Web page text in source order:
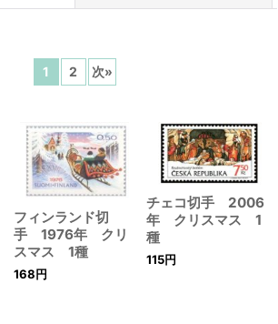
絞り込む
1 2 次»
フィンランド切
手 1976年 クリ
スマス 1種
168円
チェコ切手 2006
年 クリスマス 1
種
115円